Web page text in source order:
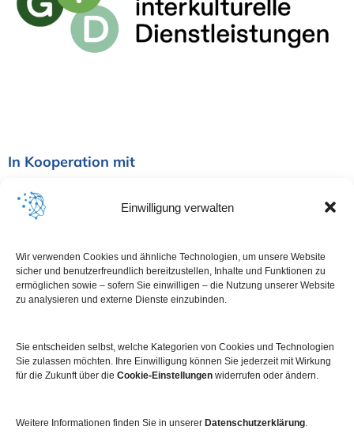
Einwilligung verwalten
Wir verwenden Cookies und ähnliche Technologien, um unsere Website
sicher und benutzerfreundlich bereitzustellen, Inhalte und Funktionen zu
ermöglichen sowie – sofern Sie einwilligen – die Nutzung unserer Website
zu analysieren und externe Dienste einzubinden.
Sie entscheiden selbst, welche Kategorien von Cookies und Technologien
Sie zulassen möchten. Ihre Einwilligung können Sie jederzeit mit Wirkung
für die Zukunft über die Cookie-Einstellungen widerrufen oder ändern.
Weitere Informationen finden Sie in unserer Datenschutzerklärung.
In Kooperation mit